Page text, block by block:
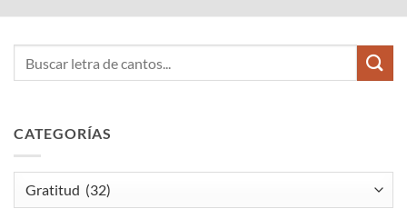
CATEGORÍAS